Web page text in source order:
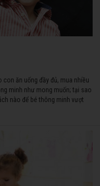
con ăn uống đầy đủ, mua nhiều
minh như mong muốn; tại sao
nào để bé thông minh vượt